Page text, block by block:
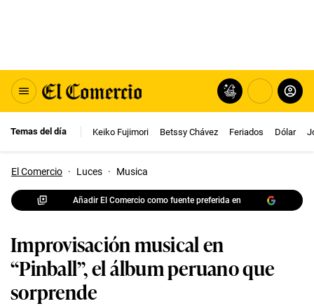
Temas del día Keiko Fujimori Betssy Chávez Feriados Dólar
El Comercio · Luces · Musica
Añadir El Comercio como fuente preferida en
Improvisación musical en
“Pinball”, el álbum peruano que
sorprende